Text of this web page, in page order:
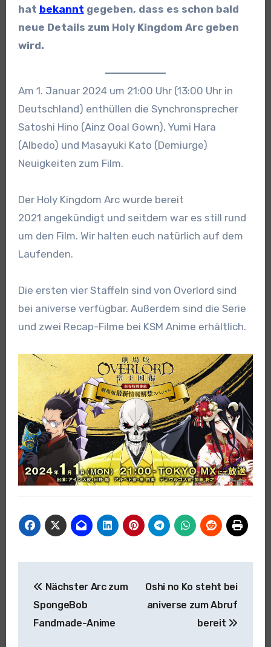
hat bekannt gegeben, dass es schon bald
neue Details zum Holy Kingdom Arc geben
wird.
Am 1. Januar 2024 um 21:00 Uhr (13:00 Uhr in
Deutschland) enthüllen die Synchronsprecher
Satoshi Hino (Ainz Ooal Gown), Yumi Hara
(Albedo) und Masayuki Kato (Demiurge)
Neuigkeiten zum Film.
Der Holy Kingdom Arc wurde bereit
2021 angekündigt und seitdem war es still rund
um den Film. Wir halten euch natürlich auf dem
Laufenden.
Die ersten vier Staffeln sind von Overlord sind
bei aniverse verfügbar. Außerdem sind die Serie
und zwei Recap-Filme bei KSM Anime erhältlich.
Nächster Arc zum
SpongeBob
Fandmade-Anime
Oshi no Ko steht bei
aniverse zum Abruf
bereit